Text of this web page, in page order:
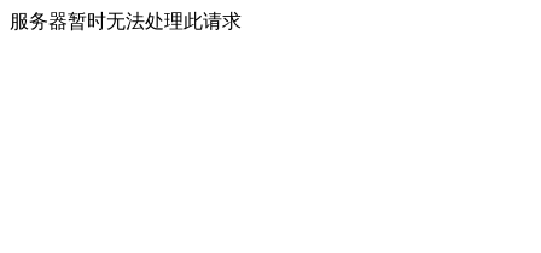
服务器暂时无法处理此请求